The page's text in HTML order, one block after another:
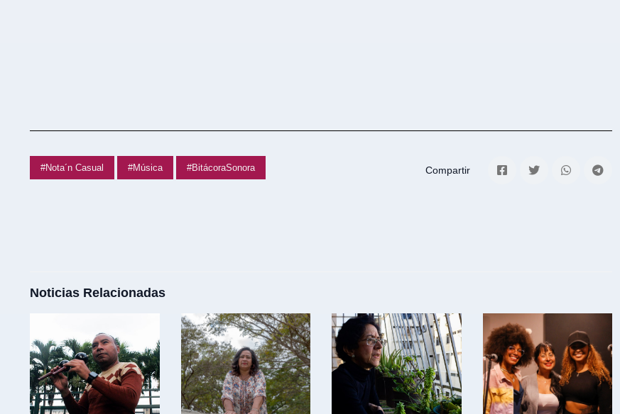
#Nota´n Casual #Música #BitácoraSonora Compartir
Noticias Relacionadas